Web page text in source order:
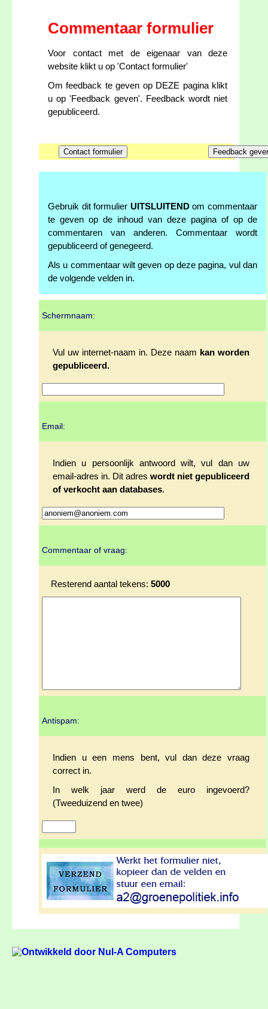
Commentaar formulier
Voor contact met de eigenaar van deze
website klikt u op 'Contact formulier'
Om feedback te geven op DEZE pagina klikt
u op 'Feedback geven'. Feedback wordt niet
gepubliceerd.
Gebruik dit formulier UITSLUITENDom commentaar
te geven op de inhoud van deze pagina of op de
commentaren van anderen. Commentaar wordt
gepubliceerd of genegeerd.
Als u commentaar wilt geven op deze pagina, vul dan
de volgende velden in.
Schermnaam:
Vul uw internet-naam in. Deze naam kan worden
gepubliceerd.
Email:
Indien u persoonlijk antwoord wilt, vul dan uw
email-adres in. Dit adres wordt niet gepubliceerd
of verkocht aan databases.
Commentaar of vraag:
Resterend aantal tekens: 5000
Antispam:
Indien u een mens bent, vul dan deze vraag
correct in.
In welk jaar werd de euro ingevoerd?
(Tweeduizend en twee)